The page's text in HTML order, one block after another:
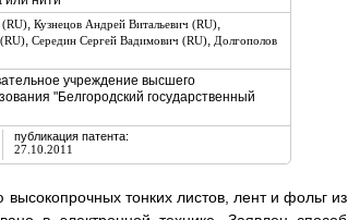
(RU), Кузнецов Андрей Витальевич (RU),
, Середин Сергей Вадимович (RU), Долгополов
учреждение высшего
"Белгородский государственный
публикация патента:
27.10.2011
высокопрочных тонких листов, лент и фольг из